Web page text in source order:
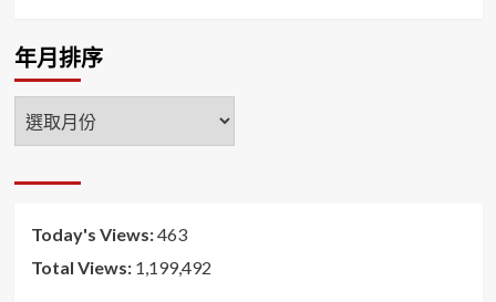
年月排序
年
月
序
Today's Views:463
Total Views: 1,199,492